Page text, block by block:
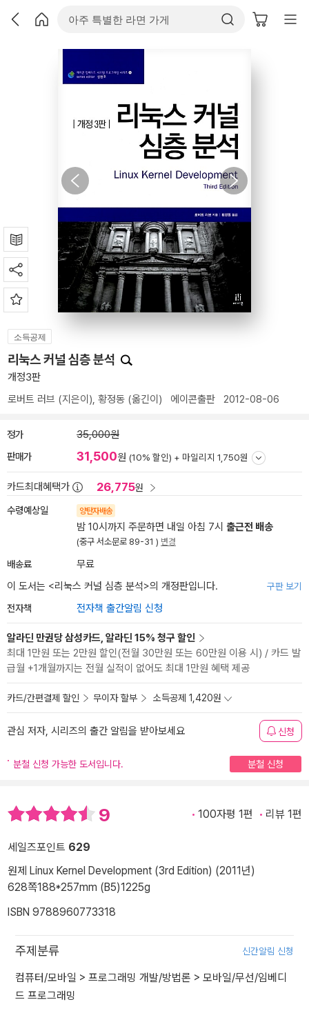
소득공제
리눅스 커널 심층 분석
개정3판
로버트 러브 (지은이), 황정동 (옮긴이) 에이콘출판 2012-08-06
정가 35,000원
판매가 31,500원 (10% 할인) + 마일리지 1,750원
카드최대혜택가 26,775원
수령예상일 양탄자배송
밤 10시까지 주문하면 내일 아침 7시 출근전 배송
(중구 서소문로 89-31 ) 변경
배송료
무료
이 도서는 <리눅스 커널 심층 분석>의 개정판입니다. 구판 보기
전자책 전자책 출간알림 신청
알라딘 만권당 삼성카드, 알라딘 15% 청구 할인
최대 1만원 또는 2만원 할인(전월 30만원 또는 60만원 이용 시) / 카드 발
급월 +1개월까지는 전월 실적이 없어도 최대 1만원 혜택 제공
카드/간편결제 할인 무이자 할부 소득공제 1,420원
관심 저자, 시리즈의 출간 알림을 받아보세요 신청
분철 신청 가능한 도서입니다. 분철 신청
9 100자평 1편 리뷰 1편
세일즈포인트 629
원제 Linux Kernel Development (3rd Edition) (2011년)
628쪽188*257mm (B5)1225g
ISBN 9788960773318
주제분류 신간알림 신청
컴퓨터/모바일 > 프로그래밍 개발/방법론 > 모바일/무선/임베디
드 프로그래밍